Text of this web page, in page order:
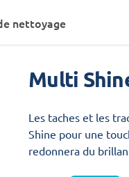
nettoyage
Multi
Les taches et les
Les taches et les
Shine pour une
redonnera du